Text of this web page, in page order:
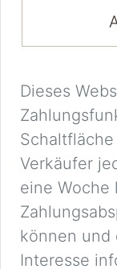
Dieses
Schaltfläche
Verkäufer
eine Woche
können und
Interesse